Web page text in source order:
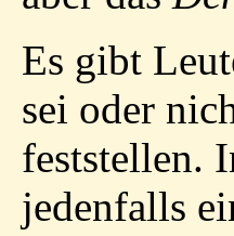
Es gibt
sei oder
feststellen.
jedenfalls